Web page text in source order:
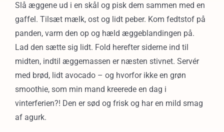
Slå æggene ud i en skål og pisk dem sammen med en
gaffel. Tilsæt mælk, ost og lidt peber. Kom fedtstof på
panden, varm den op og hæld æggeblandingen på.
Lad den sætte sig lidt. Fold herefter siderne ind til
midten, indtil æggemassen er næsten stivnet. Servér
med brød, lidt avocado – og hvorfor ikke en grøn
smoothie, som min mand kreerede en dag i
vinterferien?! Den er sød og frisk og har en mild smag
af agurk.